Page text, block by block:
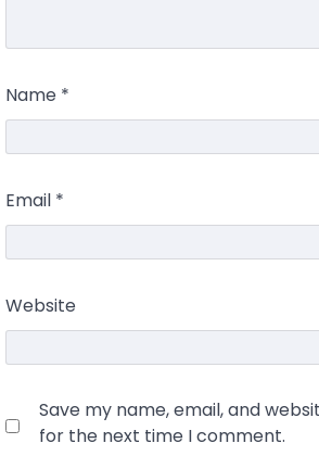
Name *
Email *
Website
Save my name, email, and
for the next time I comment.